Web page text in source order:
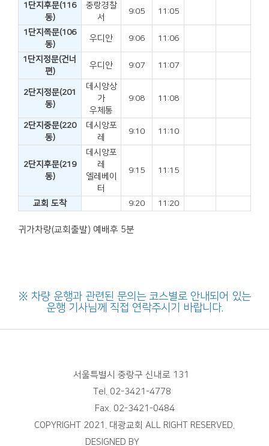
1단지후문(116
동)
중랑경찰
서
9:05 11:05
1단지쪽문(106
동)
우디안 9:06 11:06
1단지정문(건너
편)
우디안 9:07 11:07
2단지정문(201
동)
데시앙상
가
우체통
9:08 11:08
2단지중문(220
동)
데시앙포
레
9:10 11:10
2단지후문(219
동)
데시앙포
레
엘레베이
터
9:15 11:15
교회 도착 9:20 11:20
귀가차량(교회출발) 예배후 5분
※ 차량 운행과 관련된 문의는 코스별로 안내되어 있는
운행 기사님께 직접 연락주시기 바랍니다.
서울특별시 중랑구 신내로 131
Tel. 02-3421-4778
Fax. 02-3421-0484
COPYRIGHT 2021. 대광교회 ALL RIGHT RESERVED.
DESIGNED BY